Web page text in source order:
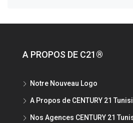
A PROPOS DE C21®
Notre Nouveau Logo
A Propos de CENTURY 21
Nos Agences CENTURY 21